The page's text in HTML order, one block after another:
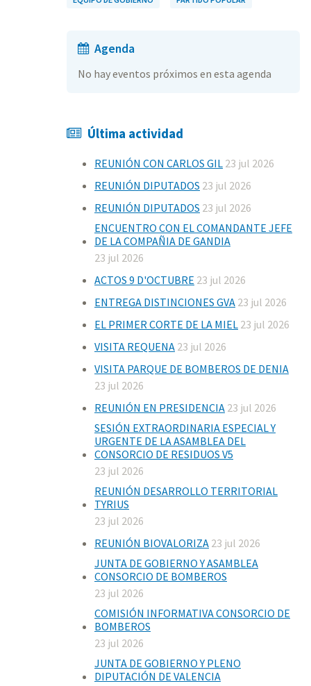
Agenda
No hay eventos próximos en esta agenda
Última actividad
REUNIÓN CON CARLOS GIL 23 jul 2026
REUNIÓN DIPUTADOS 23 jul 2026
REUNIÓN DIPUTADOS 23 jul 2026
ENCUENTRO CON EL COMANDANTE JEFE
DE LA COMPAÑIA DE GANDIA
23 jul 2026
ACTOS 9 D'OCTUBRE 23 jul 2026
ENTREGA DISTINCIONES GVA 23 jul 2026
EL PRIMER CORTE DE LA MIEL 23 jul 2026
VISITA REQUENA 23 jul 2026
VISITA PARQUE DE BOMBEROS DE DENIA
23 jul 2026
REUNIÓN EN PRESIDENCIA 23 jul 2026
SESIÓN EXTRAORDINARIA ESPECIAL Y
URGENTE DE LA ASAMBLEA DEL
CONSORCIO DE RESIDUOS V5
23 jul 2026
REUNIÓN DESARROLLO TERRITORIAL
TYRIUS
23 jul 2026
REUNIÓN BIOVALORIZA 23 jul 2026
JUNTA DE GOBIERNO Y ASAMBLEA
CONSORCIO DE BOMBEROS
23 jul 2026
COMISIÓN INFORMATIVA CONSORCIO DE
BOMBEROS
23 jul 2026
JUNTA DE GOBIERNO Y PLENO
DIPUTACIÓN DE VALENCIA